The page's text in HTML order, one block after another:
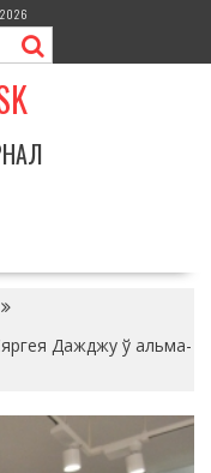
Дажджу ў альма-